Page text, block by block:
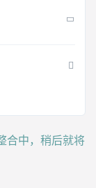
合中，稍后就将